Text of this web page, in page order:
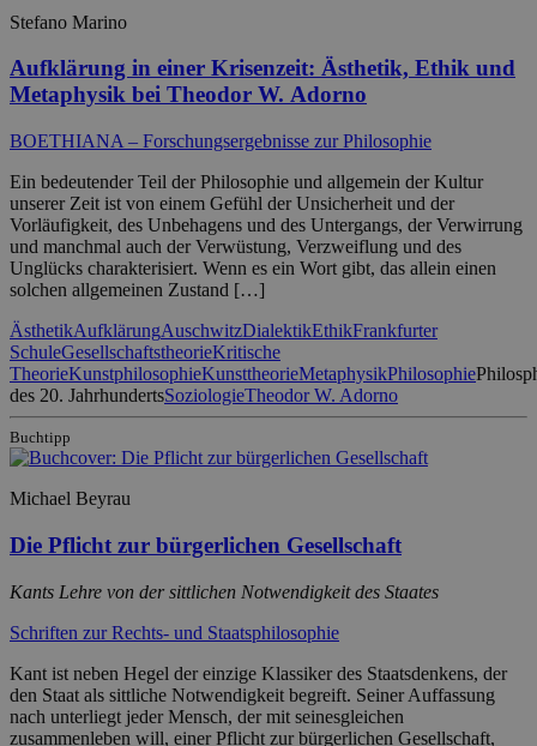
Stefano Marino
Aufklärung in einer Krisenzeit: Ästhetik, Ethik und
Metaphysik bei Theodor W. Adorno
BOETHIANA – Forschungsergebnisse zur Philosophie
Ein bedeutender Teil der Philosophie und allgemein der Kultur
unserer Zeit ist von einem Gefühl der Unsicherheit und der
Vorläufigkeit, des Unbehagens und des Untergangs, der Verwirrung
und manchmal auch der Verwüstung, Verzweiflung und des
Unglücks charakterisiert. Wenn es ein Wort gibt, das allein einen
solchen allgemeinen Zustand […]
ÄsthetikAufklärungAuschwitzDialektikEthikFrankfurter
SchuleGesellschaftstheorieKritische
TheorieKunstphilosophieKunsttheorieMetaphysikPhilosophie
des 20. JahrhundertsSoziologieTheodor W. Adorno
Buchtipp
Michael Beyrau
Die Pflicht zur bürgerlichen Gesellschaft
Kants Lehre von der sittlichen Notwendigkeit des Staates
Schriften zur Rechts- und Staatsphilosophie
Kant ist neben Hegel der einzige Klassiker des Staatsdenkens, der
den Staat als sittliche Notwendigkeit begreift. Seiner Auffassung
nach unterliegt jeder Mensch, der mit seinesgleichen
zusammenleben will, einer Pflicht zur bürgerlichen Gesellschaft,